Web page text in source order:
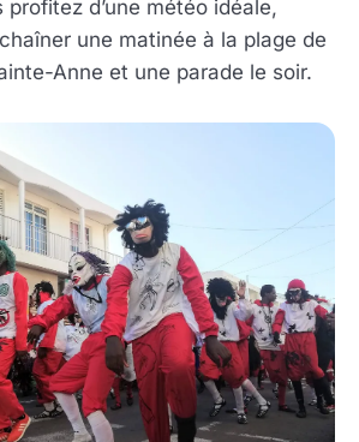
d’une météo idéale,
une matinée à la plage de
Anne et une parade le soir.